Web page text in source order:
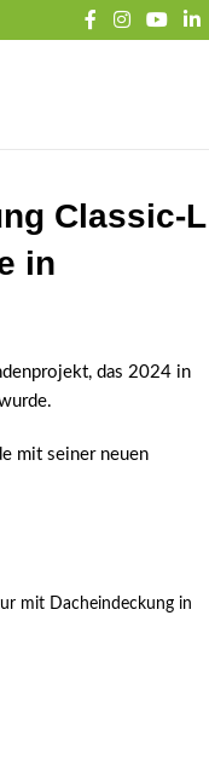
Classic-L
in
das 2024 in
mit seiner neuen
mit Dacheindeckung in